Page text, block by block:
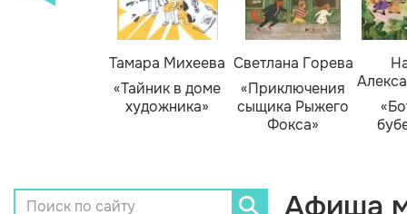
Тамара Михеева
«Тайник в доме
художника»
Светлана Горева
«Приключения
сыщика Рыжего
Фокса»
Афиша